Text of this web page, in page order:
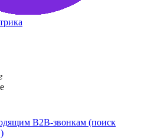
В2В-звонкам (поиск